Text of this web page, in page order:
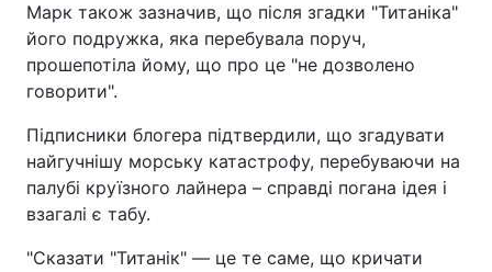
Марк також зазначив, що після згадки "Титаніка"
його подружка, яка перебувала поруч,
прошепотіла йому, що про це "не дозволено
говорити".
Підписники блогера підтвердили, що згадувати
найгучнішу морську катастрофу, перебуваючи на
палубі круїзного лайнера – справді погана ідея і
взагалі є табу.
"Сказати "Титанік" — це те саме, що кричати